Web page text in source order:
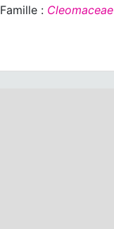
: Cleomaceae